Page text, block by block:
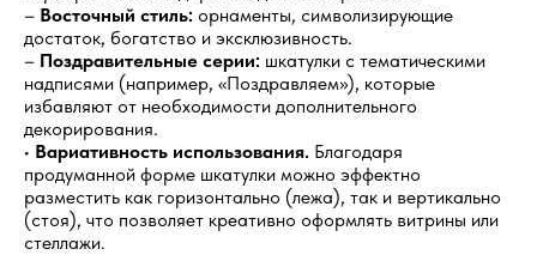
– Восточный стиль: орнаменты, символизирующие
достаток, богатство и эксклюзивность.
– Поздравительные серии: шкатулки с тематическими
надписями (например, «Поздравляем»), которые
избавляют от необходимости дополнительного
декорирования.
• Вариативность использования. Благодаря
продуманной форме шкатулки можно эффектно
разместить как горизонтально (лежа), так и вертикально
(стоя), что позволяет креативно оформлять витрины или
стеллажи.